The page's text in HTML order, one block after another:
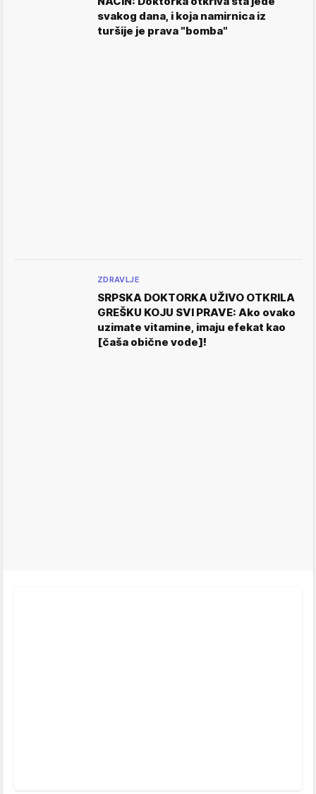
svakog dana, i koja namirnica iz
turšije je prava "bomba"
ZDRAVLJE
SRPSKA DOKTORKA UŽIVO OTKRILA
GREŠKU KOJU SVI PRAVE: Ako ovako
uzimate vitamine, imaju efekat kao
[čaša obične vode]!